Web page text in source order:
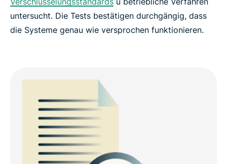
untersucht. Die Tests bestätigen durchgängig, dass
die Systeme genau wie versprochen funktionieren.